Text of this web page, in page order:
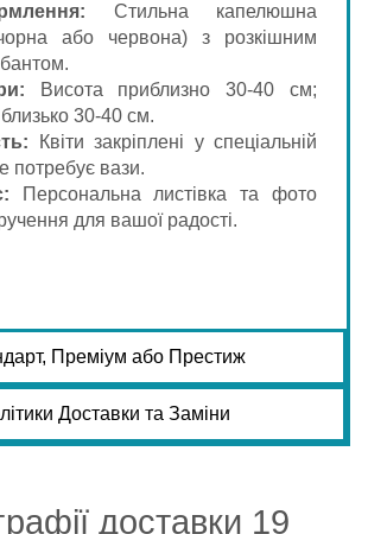
Стильна капелюшна
або червона) з розкішним
Висота приблизно 30-40 см;
30-40 см.
Квіти закріплені у спеціальній
потребує вази.
Персональна листівка та фото
для вашої радості.
Преміум або Престиж
Доставки та Заміни
доставки 19